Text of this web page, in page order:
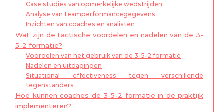
Case studies van opmerkelijke wedstrijden
Analyse van teamperformancegegevens
Inzichten van coaches en analisten
Wat zijn de tactische voordelen en nadelen van de 3-
5-2 formatie?
Voordelen van het gebruik van de 3-5-2 formatie
Nadelen en uitdagingen
Situational effectiveness tegen verschillende
tegenstanders
Hoe kunnen coaches de 3-5-2 formatie in de praktijk
implementeren?